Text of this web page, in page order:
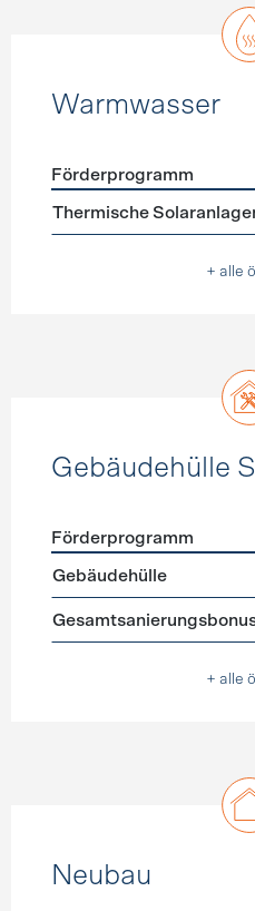
Warmwasser
Förderprogramme
Förderprogramm
Thermische
+ alle
Gebäudehülle
Förderprogramme
Förderprogramm
Gebäudehülle
+ alle
Neubau